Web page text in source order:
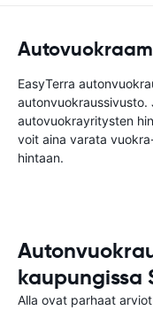
EasyTerra
autonvuokraussivusto.
autovuokrayritysten
voit aina varata
hintaan.
kaupungissa
Alla ovat parhaat